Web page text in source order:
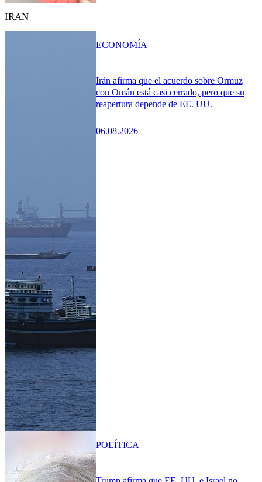
IRAN
Irán afirma que el acuerdo sobre Ormuz
con Omán está casi cerrado, pero que su
reapertura depende de EE. UU.
06.08.2026
ECONOMÍA
POLÍTICA